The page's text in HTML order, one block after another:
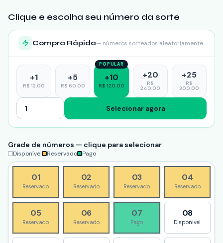
Clique e escolha seu número da sorte
Compra Rápida— números sorteados aleatoriamente
+1
R$ 12.00
+5
R$ 60.00
POPULAR
+10
R$ 120.00
+20
R$
240.00
+25
R$
300.00
Selecionar agora
Grade de números — clique para selecionar
Disponível Reservado Pago
01
Reservado
02
Reservado
03
Reservado
04
Reservado
05
Reservado
06
Reservado
07
Pago
08
Disponivel